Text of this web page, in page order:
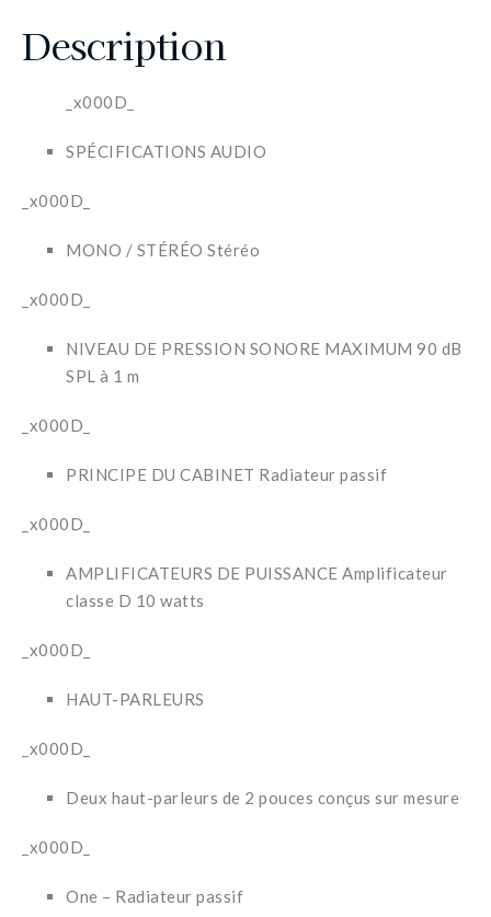
Description
_x000D_
SPÉCIFICATIONS AUDIO
_x000D_
MONO / STÉRÉO Stéréo
_x000D_
NIVEAU DE PRESSION SONORE MAXIMUM 90 dB
SPL à 1 m
_x000D_
PRINCIPE DU CABINET Radiateur passif
_x000D_
AMPLIFICATEURS DE PUISSANCE Amplificateur
classe D 10 watts
_x000D_
HAUT-PARLEURS
_x000D_
Deux haut-parleurs de 2 pouces conçus sur mesure
_x000D_
One – Radiateur passif